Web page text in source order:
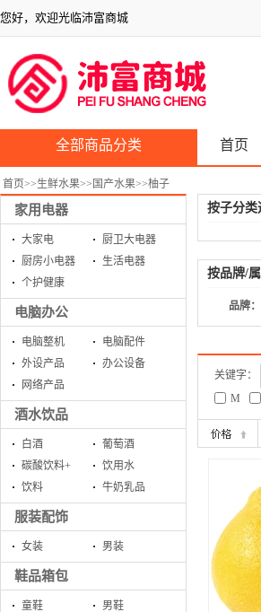
您好，欢迎光临沛富商城
全部商品分类 首页
首页>>生鲜水果>> 国产水果>>柚子
家用电器
大家电
厨卫大电器
厨房小电器
生活电器
个护健康
电脑办公
电脑整机
电脑配件
外设产品
办公设备
网络产品
酒水饮品
白酒
葡萄酒
碳酸饮料+
饮用水
饮料
牛奶乳品
服装配饰
女装 男装
鞋品箱包
童鞋
男鞋
按子分类
按品牌/
品牌：
关键字：
M